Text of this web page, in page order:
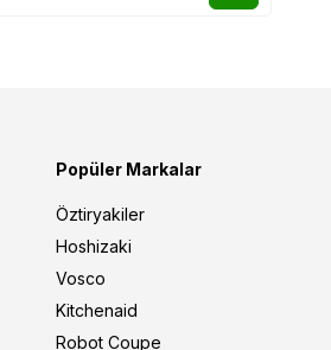
Popüler Markalar
Öztiryakiler
Hoshizaki
Vosco
Kitchenaid
Robot Coupe